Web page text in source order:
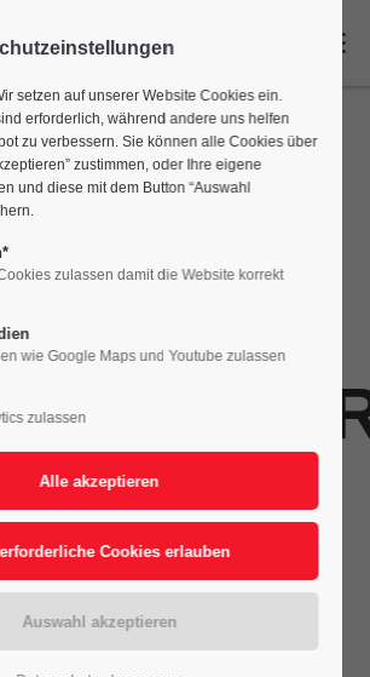
FACH
setzen auf unserer Website Cookies ein.
erforderlich, während andere uns helfen
zu verbessern. Sie können alle Cookies über
zustimmen, oder Ihre eigene
und diese mit dem Button “Auswahl
zulassen damit die Website korrekt
wie Google Maps und Youtube zulassen
zulassen